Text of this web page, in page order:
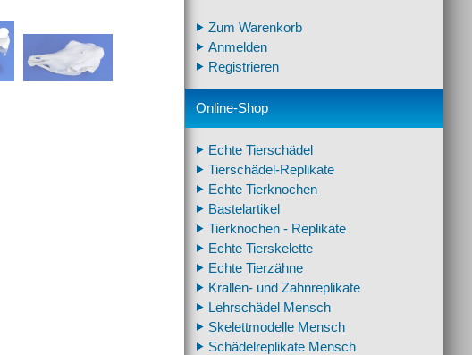
Zum Warenkorb
Anmelden
Registrieren
Online-Shop
Echte Tierschädel
Tierschädel-Replikate
Echte Tierknochen
Bastelartikel
Tierknochen - Replikate
Echte Tierskelette
Echte Tierzähne
Krallen- und Zahnreplikate
Lehrschädel Mensch
Skelettmodelle Mensch
Schädelreplikate Mensch